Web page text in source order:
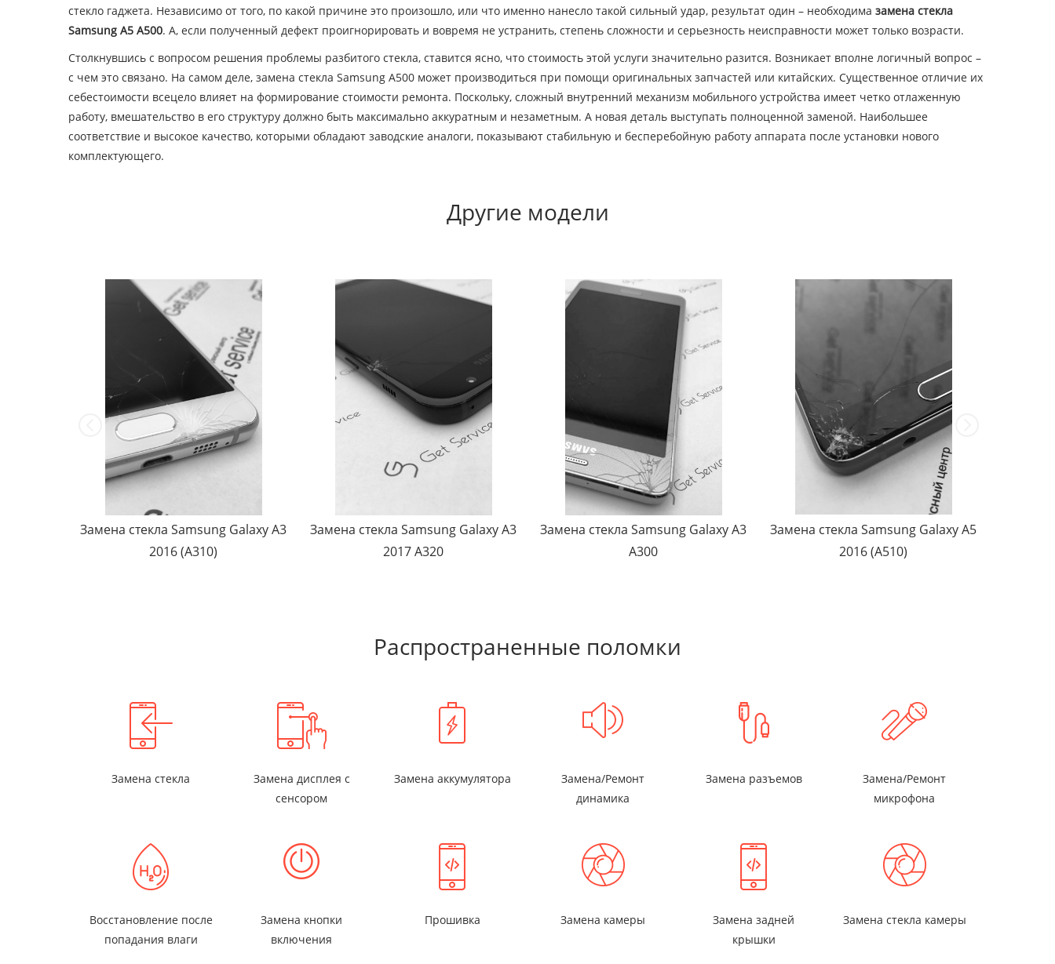
стекло гаджета. Независимо от того, по какой причине это произошло, или что именно нанесло такой сильный удар, результат один – необходима замена стекла
Samsung A5 A500. А, если полученный дефект проигнорировать и вовремя не устранить, степень сложности и серьезность неисправности может только возрасти.
Столкнувшись с вопросом решения проблемы разбитого стекла, ставится ясно, что стоимость этой услуги значительно разится. Возникает вполне логичный вопрос –
с чем это связано. На самом деле, замена стекла Samsung A500 может производиться при помощи оригинальных запчастей или китайских. Существенное отличие их
себестоимости всецело влияет на формирование стоимости ремонта. Поскольку, сложный внутренний механизм мобильного устройства имеет четко отлаженную
работу, вмешательство в его структуру должно быть максимально аккуратным и незаметным. А новая деталь выступать полноценной заменой. Наибольшее
соответствие и высокое качество, которыми обладают заводские аналоги, показывают стабильную и бесперебойную работу аппарата после установки нового
комплектующего.
Другие модели
Замена стекла Samsung Galaxy A3
2016 (A310)
Замена стекла Samsung Galaxy A3
2017 A320
Замена стекла Samsung Galaxy A3
A300
Замена стекла Samsung Galaxy A5
2016 (A510)
Распространенные поломки
Замена стекла
Замена дисплея с
сенсором
Замена аккумулятора
Замена/Ремонт
динамика
Замена разъемов
Замена/Ремонт
микрофона
Восстановление после
попадания влаги
Замена кнопки
включения
Прошивка Замена камеры
Замена задней
крышки
Замена стекла камеры